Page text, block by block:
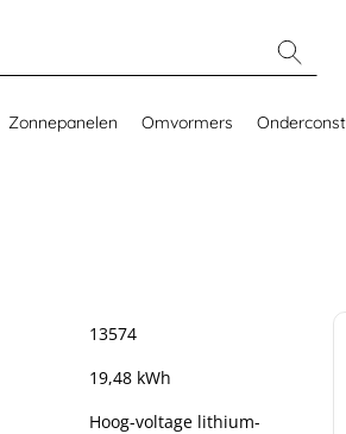
Zonnepanelen Omvormers
13574
19,48 kWh
Hoog-voltage lithium-